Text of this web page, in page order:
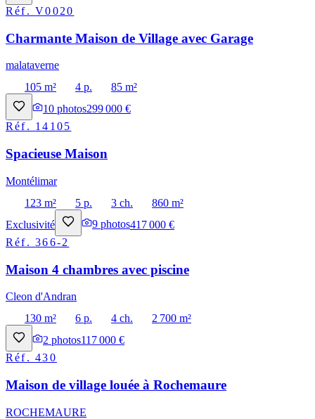
Réf.V0020
Charmante Maison de Village avec Garage
malataverne
105 m²
4 p.
85 m²
10 photos299 000 €
Réf. 14105
Spacieuse Maison
Montélimar
123 m²
5 p. 3 ch.
860 m²
Exclusivité
9 photos417 000 €
Réf.366-2
Maison 4 chambres avec piscine
Cleon d'Andran
130 m²
6 p. 4 ch.
2 700 m²
2 photos117 000 €
Réf.430
Maison de village louée à Rochemaure
ROCHEMAURE